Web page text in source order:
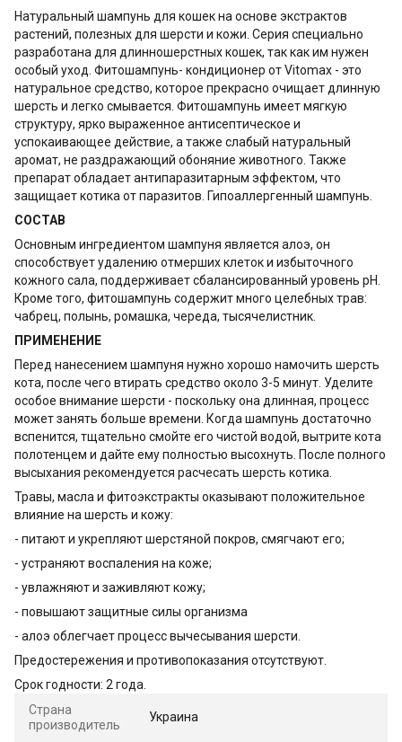
Натуральный шампунь для кошек на основе экстрактов
растений, полезных для шерсти и кожи. Серия специально
разработана для длинношерстных кошек, так как им нужен
особый уход. Фитошампунь- кондиционер от Vitomax - это
натуральное средство, которое прекрасно очищает длинную
шерсть и легко смывается. Фитошампунь имеет мягкую
структуру, ярко выраженное антисептическое и
успокаивающее действие, а также слабый натуральный
аромат, не раздражающий обоняние животного. Также
препарат обладает антипаразитарным эффектом, что
защищает котика от паразитов. Гипоаллергенный шампунь.
СОСТАВ
Основным ингредиентом шампуня является алоэ, он
способствует удалению отмерших клеток и избыточного
кожного сала, поддерживает сбалансированный уровень рН.
Кроме того, фитошампунь содержит много целебных трав:
чабрец, полынь, ромашка, череда, тысячелистник.
ПРИМЕНЕНИЕ
Перед нанесением шампуня нужно хорошо намочить шерсть
кота, после чего втирать средство около 3-5 минут. Уделите
особое внимание шерсти - поскольку она длинная, процесс
может занять больше времени. Когда шампунь достаточно
вспенится, тщательно смойте его чистой водой, вытрите кота
полотенцем и дайте ему полностью высохнуть. После полного
высыхания рекомендуется расчесать шерсть котика.
Травы, масла и фитоэкстракты оказывают положительное
влияние на шерсть и кожу:
- питают и укрепляют шерстяной покров, смягчают его;
- устраняют воспаления на коже;
- увлажняют и заживляют кожу;
- повышают защитные силы организма
- алоэ облегчает процесс вычесывания шерсти.
Предостережения и противопоказания отсутствуют.
Срок годности: 2 года.
Страна
производитель
Украина